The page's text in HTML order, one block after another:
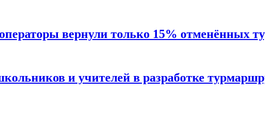
вернули только 15% отменённых
и учителей в разработке